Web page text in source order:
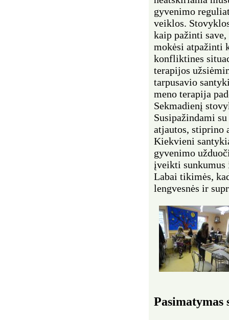
gyvenimo
veiklos.
kaip pažinti
mokėsi atpažinti
konfliktines
terapijos
tarpusavio
meno terapija
Sekmadienį
Susipažindami
atjautos, stiprino
Kiekvieni
gyvenimo
įveikti sunkumus
Labai tikimės,
lengvesnės ir
Pasimatymas